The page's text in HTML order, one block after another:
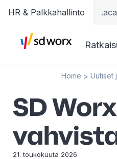
HR & Palkkahallinto
Home > Uutiset
SD
21. toukokuuta 2026